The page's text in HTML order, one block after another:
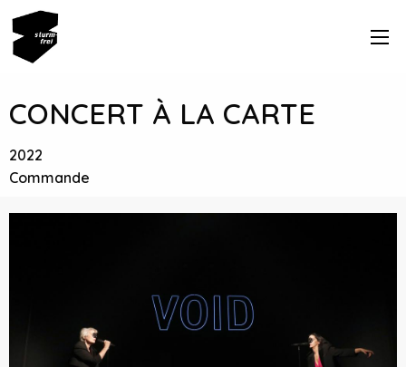
CONCERT À LA CARTE
2022
Commande